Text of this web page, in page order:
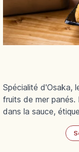
Spécialité d'Osaka,
fruits de mer panés.
dans la sauce,